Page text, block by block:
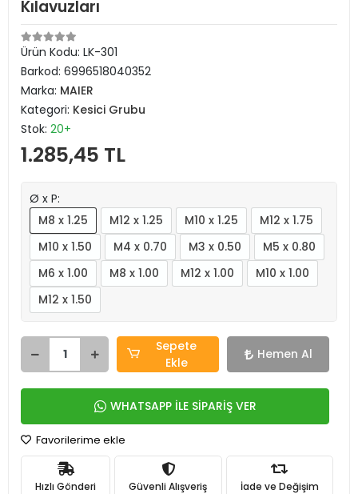
Kılavuzları
Ürün Kodu: LK-301
Barkod: 6996518040352
Marka: MAIER
Kategori: Kesici Grubu
Stok: 20+
1.285,45 TL
Ø x P:
M8 x 1.25
M12 x 1.25 M10 x 1.25
M12 x 1.75
M10 x 1.50
M4 x 0.70 M3 x 0.50
M5 x 0.80
M6 x 1.00
M8 x 1.00 M12 x 1.00
M10 x 1.00
M12 x 1.50
Sepete
Ekle
Hemen Al
WHATSAPP İLE SİPARİŞ VER
Favorilerime ekle
Hızlı Gönderi Güvenli Alışveriş İade ve Değişim